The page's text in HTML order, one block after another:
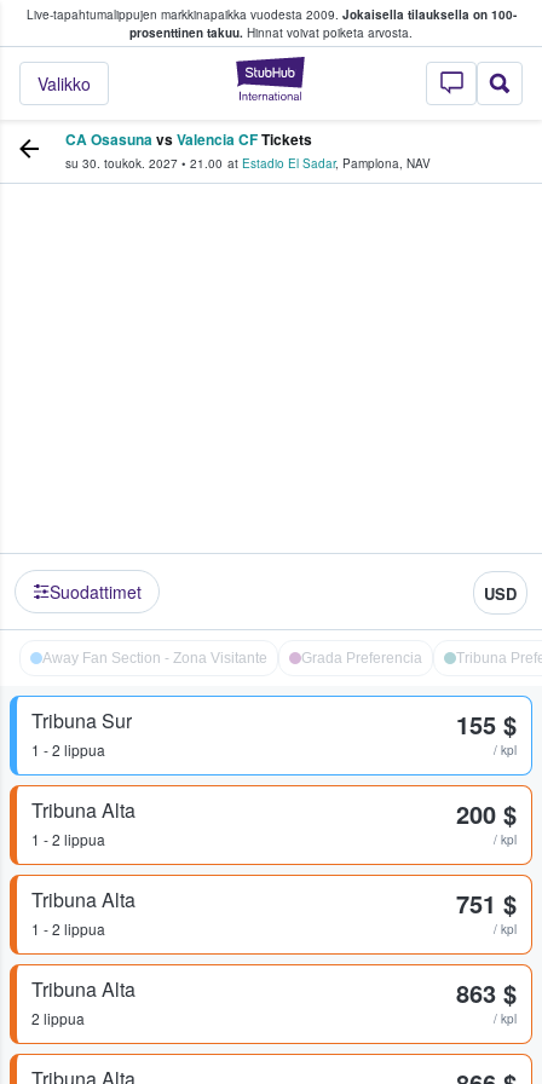
Live-tapahtumalippujen markkinapaikka vuodesta 2009. Jokaisella tilauksella on 100-
prosenttinen takuu. Hinnat voivat poiketa arvosta.
StubHub -
Valikko
fanit ostavat ja myyvät lippuja
CA OsasunavsValencia CFTickets
su 30. toukok. 2027 • 21.00 at Estadio El Sadar, Pamplona, NAV
Suodattimet USD
Away Fan Section - Zona Visitante Grada Preferencia Tribuna
Tribuna Sur
1 - 2 lippua
155 $
/ kpl
Tribuna Alta
1 - 2 lippua
200 $
/ kpl
Tribuna Alta
1 - 2 lippua
751 $
/ kpl
Tribuna Alta
2 lippua
863 $
/ kpl